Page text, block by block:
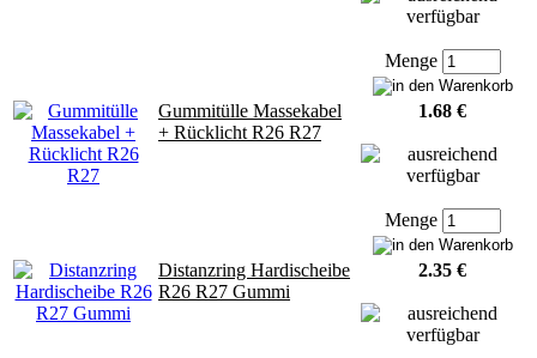
Menge
Gummitülle Massekabel
+ Rücklicht R26 R27
1.68 €
Menge
Distanzring Hardischeibe
R26 R27 Gummi
2.35 €